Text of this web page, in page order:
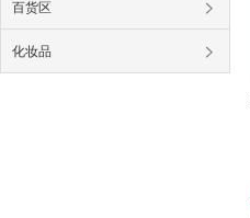
百货区
化妆品